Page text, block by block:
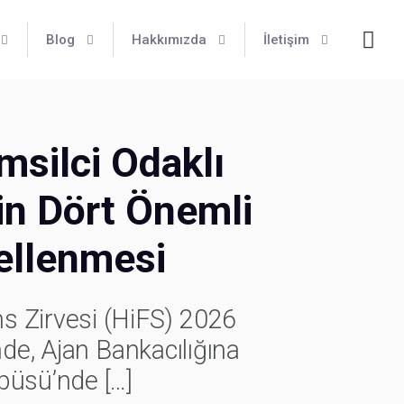
Blog Hakkımızda İletişim
Odaklı
Dört Önemli
Zirvesi (HiFS) 2026
Ajan Bankacılığına
[…]